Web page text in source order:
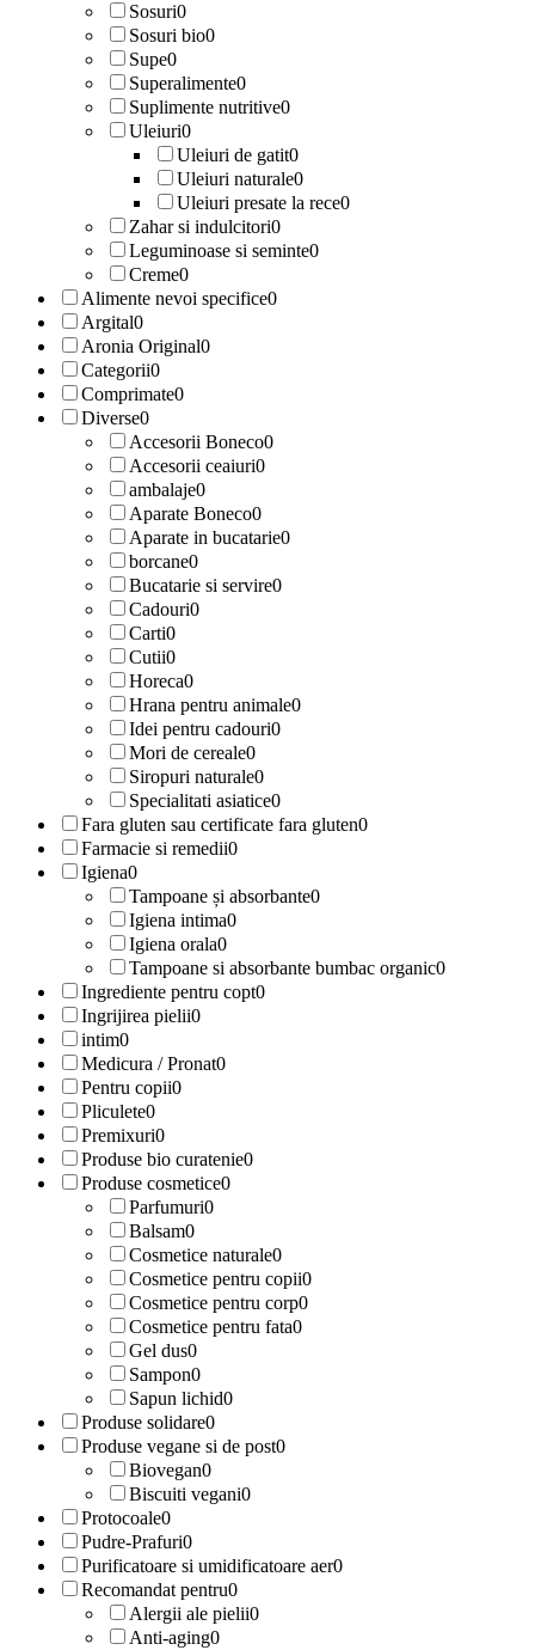
Sosuri0
Sosuri bio0
Supe0
Superalimente0
Suplimente nutritive0
Uleiuri0
Uleiuri de gatit0
Uleiuri naturale0
Uleiuri presate la rece0
Zahar si indulcitori0
Leguminoase si seminte0
Creme0
Alimente nevoi specifice0
Argital0
Aronia Original0
Categorii0
Comprimate0
Diverse0
Accesorii Boneco0
Accesorii ceaiuri0
ambalaje0
Aparate Boneco0
Aparate in bucatarie0
borcane0
Bucatarie si servire0
Cadouri0
Carti0
Cutii0
Horeca0
Hrana pentru animale0
Idei pentru cadouri0
Mori de cereale0
Siropuri naturale0
Specialitati asiatice0
Fara gluten sau certificate fara gluten0
Farmacie si remedii0
Igiena0
Tampoane și absorbante0
Igiena intima0
Igiena orala0
Tampoane si absorbante bumbac organic0
Ingrediente pentru copt0
Ingrijirea pielii0
intim0
Medicura / Pronat0
Pentru copii0
Pliculete0
Premixuri0
Produse bio curatenie0
Produse cosmetice0
Parfumuri0
Balsam0
Cosmetice naturale0
Cosmetice pentru copii0
Cosmetice pentru corp0
Cosmetice pentru fata0
Gel dus0
Sampon0
Sapun lichid0
Produse solidare0
Produse vegane si de post0
Biovegan0
Biscuiti vegani0
Protocoale0
Pudre-Prafuri0
Purificatoare si umidificatoare aer0
Recomandat pentru0
Alergii ale pielii0
Anti-aging0